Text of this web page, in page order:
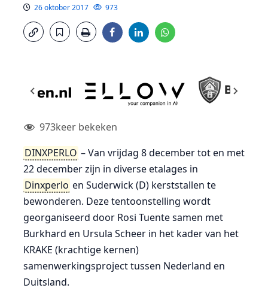
26 oktober 2017 973
973keer bekeken
DINXPERLO – Van vrijdag 8 december tot en met
22 december zijn in diverse etalages in
Dinxperlo en Suderwick (D) kerststallen te
bewonderen. Deze tentoonstelling wordt
georganiseerd door Rosi Tuente samen met
Burkhard en Ursula Scheer in het kader van het
KRAKE (krachtige kernen)
samenwerkingsproject tussen Nederland en
Duitsland.